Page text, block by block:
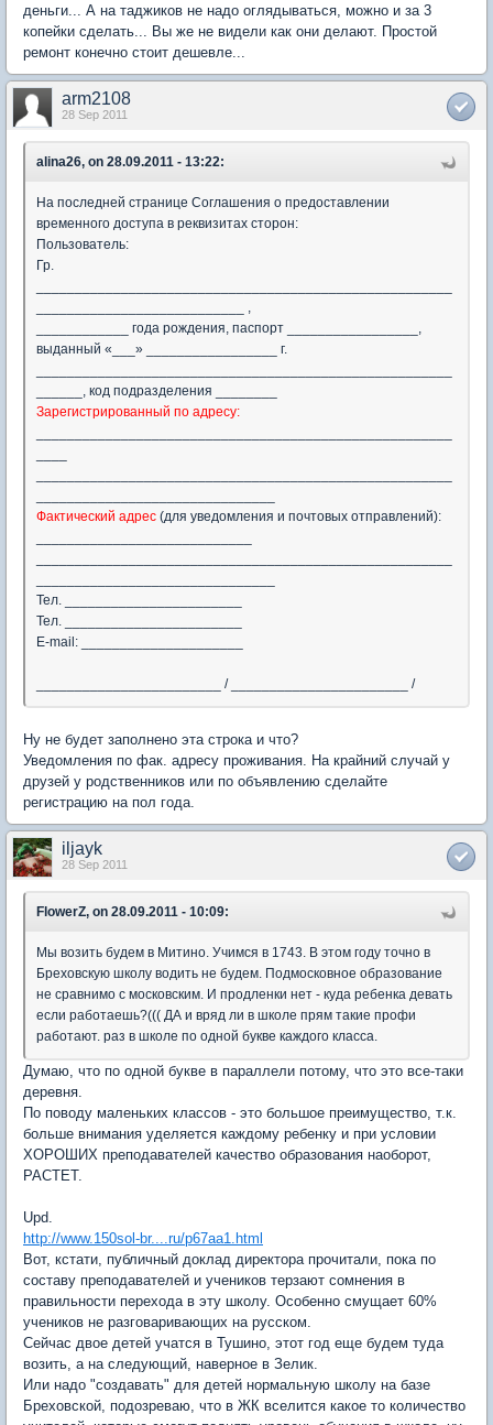
деньги... А на таджиков не надо оглядываться, можно и за 3
копейки сделать... Вы же не видели как они делают. Простой
ремонт конечно стоит дешевле...
arm2108
28 Sep 2011
alina26, on 28.09.2011 - 13:22:
На последней странице Соглашения о предоставлении
временного доступа в реквизитах сторон:
Пользователь:
Гр.
____________ года рождения, паспорт _________________,
выданный «___» _________________ г.
______, код подразделения ________
Зарегистрированный по адресу:
Фактический адрес (для уведомления и почтовых отправлений):
Тел. _______________________
Тел. _______________________
E-mail: _____________________
________________________ / _______________________ /
Ну не будет заполнено эта строка и что?
Уведомления по фак. адресу проживания. На крайний случай у
друзей у родственников или по объявлению сделайте
регистрацию на пол года.
iljayk
28 Sep 2011
FlowerZ, on 28.09.2011 - 10:09:
Мы возить будем в Митино. Учимся в 1743. В этом году точно в
Бреховскую школу водить не будем. Подмосковное образование
не сравнимо с московским. И продленки нет - куда ребенка девать
если работаешь?((( ДА и вряд ли в школе прям такие профи
работают. раз в школе по одной букве каждого класса.
Думаю, что по одной букве в параллели потому, что это все-таки
деревня.
По поводу маленьких классов - это большое преимущество, т.к.
больше внимания уделяется каждому ребенку и при условии
ХОРОШИХ преподавателей качество образования наоборот,
РАСТЕТ.
Upd.
http://www.150sol-br....ru/p67aa1.html
Вот, кстати, публичный доклад директора прочитали, пока по
составу преподавателей и учеников терзают сомнения в
правильности перехода в эту школу. Особенно смущает 60%
учеников не разговаривающих на русском.
Сейчас двое детей учатся в Тушино, этот год еще будем туда
возить, а на следующий, наверное в Зелик.
Или надо "создавать" для детей нормальную школу на базе
Бреховской, подозреваю, что в ЖК вселится какое то количество